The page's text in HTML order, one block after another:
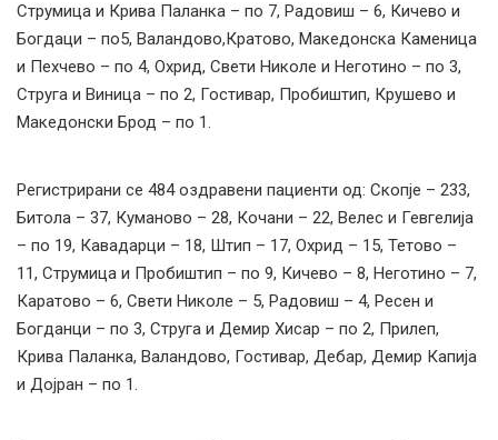
Струмица и Крива Паланка – по 7, Радовиш – 6, Кичево и
Богдаци – по5, Валандово,Кратово, Македонска Каменица
и Пехчево – по 4, Охрид, Свети Николе и Неготино – по 3,
Струга и Виница – по 2, Гостивар, Пробиштип, Крушево и
Македонски Брод – по 1.
Регистрирани сe 484 оздравени пациенти од: Скопје – 233,
Битола – 37, Куманово – 28, Кочани – 22, Велес и Гевгелија
– по 19, Кавадарци – 18, Штип – 17, Охрид – 15, Тетово –
11, Струмица и Пробиштип – по 9, Кичево – 8, Неготино – 7,
Каратово – 6, Свети Николе – 5, Радовиш – 4, Ресен и
Богданци – по 3, Струга и Демир Хисар – по 2, Прилеп,
Крива Паланка, Валандово, Гостивар, Дебар, Демир Капија
и Дојран – по 1.